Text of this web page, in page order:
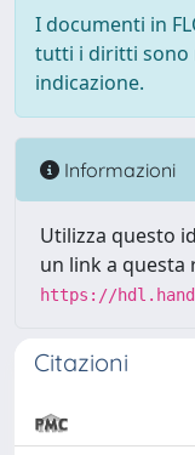
I documenti in
tutti i diritti sono
indicazione.
Informazioni
Utilizza questo
un link a questa
https://
Citazioni